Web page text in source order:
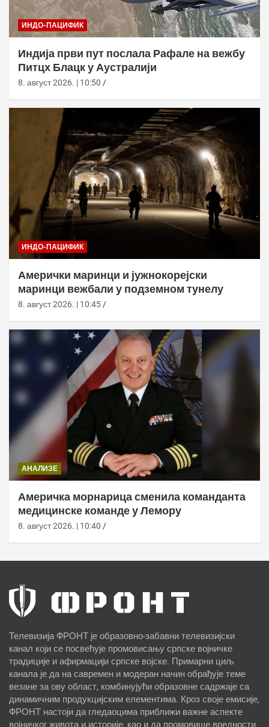
ИНДО-ПАЦИФИК
Индија први пут послала Рафале на вежбу
Питцх Блацк у Аустралији
8. август 2026. | 10:50
ИНДО-ПАЦИФИК
Амерички маринци и јужнокорејски
маринци вежбали у подземном тунелу
8. август 2026. | 10:45
АНАЛИЗЕ
Америчка морнарица сменила команданта
медицинске команде у Лемору
8. август 2026. | 10:40
Телевизија ФРОНТ је образовно-забавни телевизијски
канал који се посвећује промовисању српске војничке
традиције и афирмацији српске војске. Примарни циљ
канала је да на савремен и модеран начин обрађује теме
везане за ову област, комбинујући образовне садржаје са
динамичним продукцијским елементима. Кроз своје емисије,
ФРОНТ настоји да гледаоцима приближи важне аспекте
војничког живота и историје, као и да промовише вредности